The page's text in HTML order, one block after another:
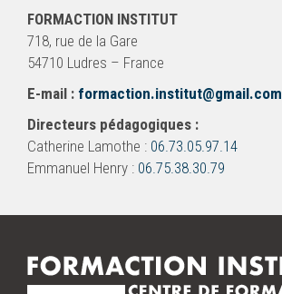
FORMACTION INSTITUT
718, rue de la Gare
54710 Ludres – France
E-mail : formaction.institut@gmail.com
Directeurs pédagogiques :
Catherine Lamothe : 06.73.05.97.14
Emmanuel Henry : 06.75.38.30.79